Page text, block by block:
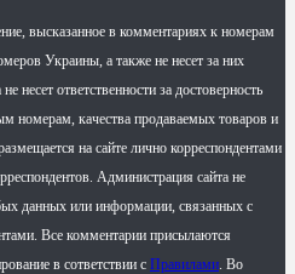
высказанное в комментариях к номерам
Украины, а также не несет за них
несет ответственности за достоверность
номерам, качества продаваемых товаров и
на сайте лично корреспондентами
Администрация сайта не
данных или информации, связанных с
Все комментарии присылаются
в сответствии с Правилами. Во